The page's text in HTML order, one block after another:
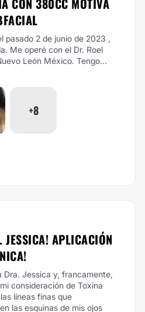
CON 380CC MOTIVA
2 de junio de 2023 ,
Me operé con el Dr. Roel
León México. Tengo...
+8
APLICACIÓN
Jessica y, francamente,
consideración de Toxina
líneas finas que
las esquinas de mis ojos